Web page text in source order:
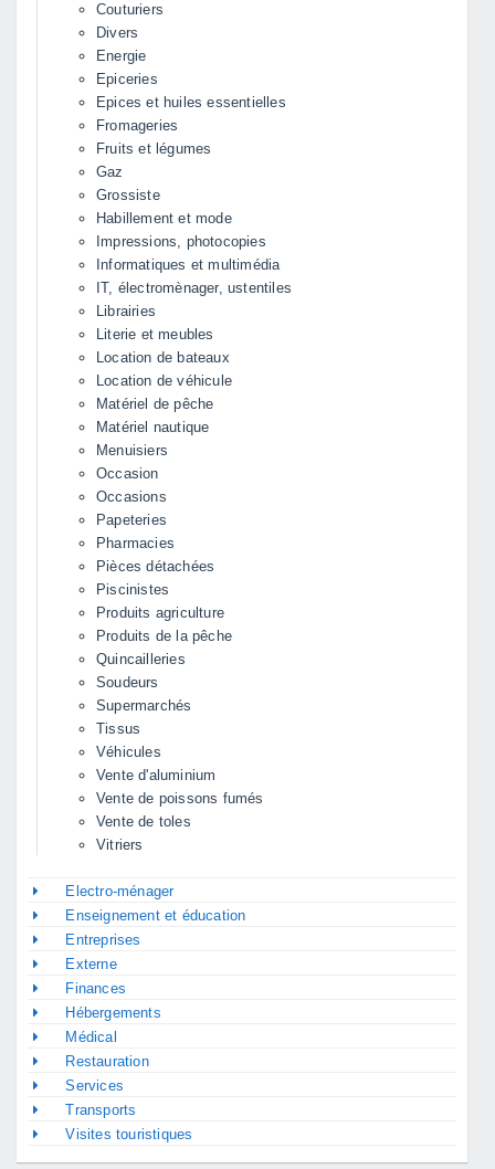
Couturiers
Divers
Energie
Epiceries
Epices et huiles essentielles
Fromageries
Fruits et légumes
Gaz
Grossiste
Habillement et mode
Impressions, photocopies
Informatiques et multimédia
IT, électromènager, ustentiles
Librairies
Literie et meubles
Location de bateaux
Location de véhicule
Matériel de pêche
Matériel nautique
Menuisiers
Occasion
Occasions
Papeteries
Pharmacies
Pièces détachées
Piscinistes
Produits agriculture
Produits de la pêche
Quincailleries
Soudeurs
Supermarchés
Tissus
Véhicules
Vente d'aluminium
Vente de poissons fumés
Vente de toles
Vitriers
Electro-ménager
Enseignement et éducation
Entreprises
Externe
Finances
Hébergements
Médical
Restauration
Services
Transports
Visites touristiques